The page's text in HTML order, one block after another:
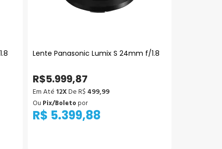
Lente Panasonic Lumix S 24mm f/1.8
R$5.999,87
Em Até 12XDe R$ 499,99
R$ 5.399,88
Ou Pix/Boletopor